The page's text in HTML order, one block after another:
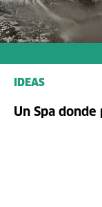
IDEAS
Un Spa